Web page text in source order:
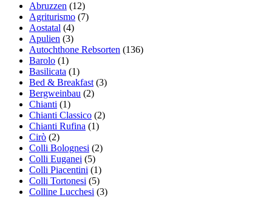
Abruzzen (12)
Agriturismo (7)
Aostatal (4)
Apulien (3)
Autochthone Rebsorten (136)
Barolo (1)
Basilicata (1)
Bed & Breakfast (3)
Bergweinbau (2)
Chianti (1)
Chianti Classico (2)
Chianti Rufina (1)
Cirò (2)
Colli Bolognesi (2)
Colli Euganei (5)
Colli Piacentini (1)
Colli Tortonesi (5)
Colline Lucchesi (3)